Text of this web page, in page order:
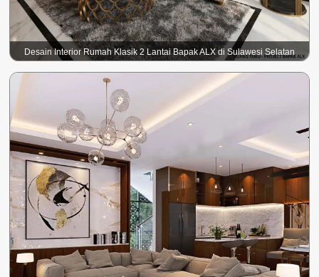
Desain Interior Rumah Klasik 2 Lantai Bapak ALX di Sulawesi Selatan